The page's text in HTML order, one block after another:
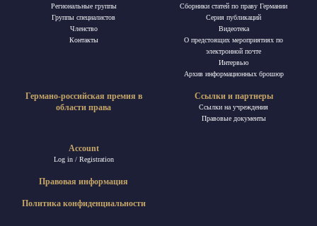
Региональные группы
Группы специалистов
Членство
Контакты
Сборники статей по праву Германии
Ceрия публикаций
Видеотека
О предстоящих мероприятиях по
электронной почте
Интервью
Архив информационных брошюр
Германо-российская премия в
области права
Account
Log in / Registration
Ссылки и партнеры
Ссылки на учреждения
Правовые документы
Правовая информация
Политика конфиденциальности